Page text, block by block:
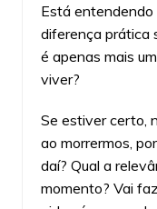
Está
diferença prática
é apenas mais
viver?
Se estiver certo,
ao morrermos,
daí? Qual a
momento? Vai